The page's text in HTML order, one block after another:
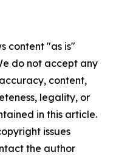
content "as is"
do not accept any
content,
legality, or
in this article.
issues
the author